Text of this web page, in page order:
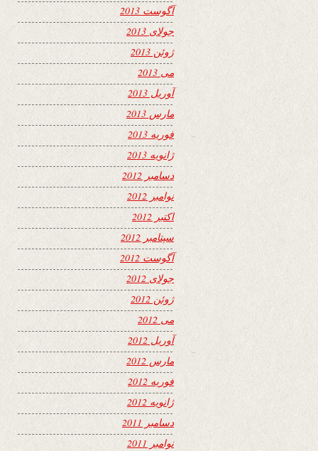
آگوست 2013
جولای 2013
ژوئن 2013
می 2013
آوریل 2013
مارس 2013
فوریه 2013
ژانویه 2013
دسامبر 2012
نوامبر 2012
اکتبر 2012
سپتامبر 2012
آگوست 2012
جولای 2012
ژوئن 2012
می 2012
آوریل 2012
مارس 2012
فوریه 2012
ژانویه 2012
دسامبر 2011
نوامبر 2011